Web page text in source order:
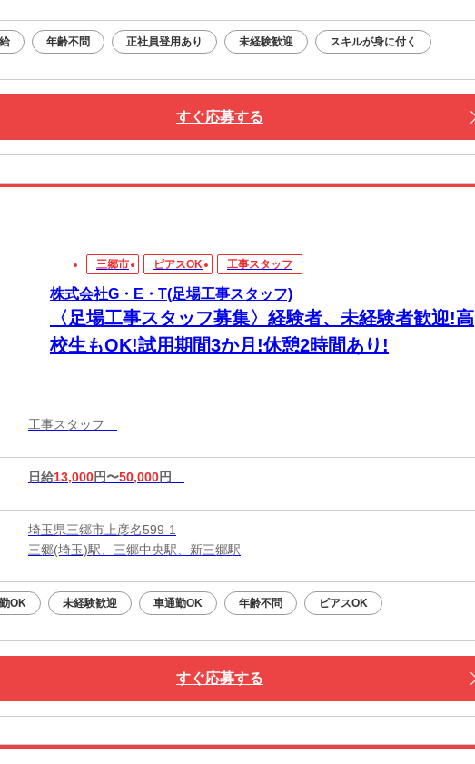
年齢不問 正社員登用あり 未経験歓迎 スキルが身に付く
すぐ応募する
三郷市 ピアスOK 工事スタッフ
株式会社G・E・T(足場工事スタッフ)
〈足場工事スタッフ募集〉経験者、未経験者歓迎!高
校生もOK!試用期間3か月!休憩2時間あり!
工事スタッフ
日給13,000円〜50,000円
埼玉県三郷市上彦名599-1
三郷(埼玉)駅、三郷中央駅、新三郷駅
OK 未経験歓迎 車通勤OK 年齢不問 ピアスOK
すぐ応募する